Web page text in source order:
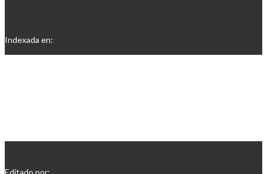
Indexada en: